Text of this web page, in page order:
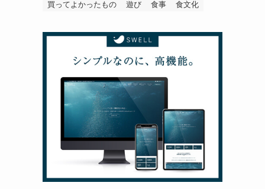
買ってよかったもの 遊び 食事 食文化